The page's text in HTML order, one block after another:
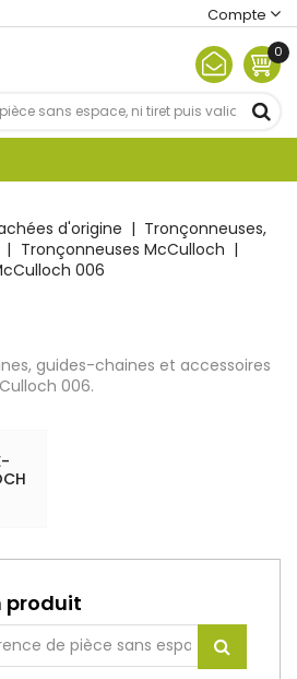
Compte
0
d'origine
Tronçonneuses,
Tronçonneuses McCulloch
006
guides-chaines et accessoires
006.
produit